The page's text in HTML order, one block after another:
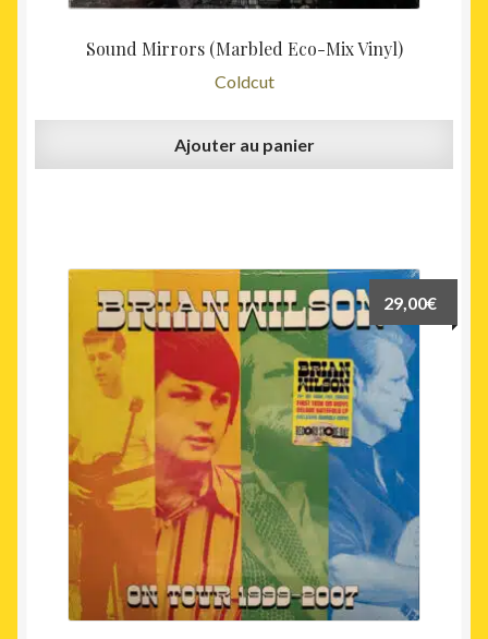
Sound Mirrors (Marbled Eco-Mix Vinyl)
Coldcut
Ajouter au panier
29,00€